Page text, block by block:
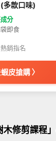
多款口味)
分
即食
銷指名
皮搶購 〉
木修剪課程」